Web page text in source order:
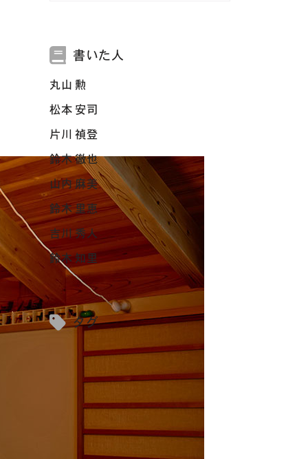
書いた人
丸山 勲
松本 安司
片川 禎登
鈴木 徹也
山内 麻美
鈴木 里恵
吉川 秀人
鈴木 知里
タグ